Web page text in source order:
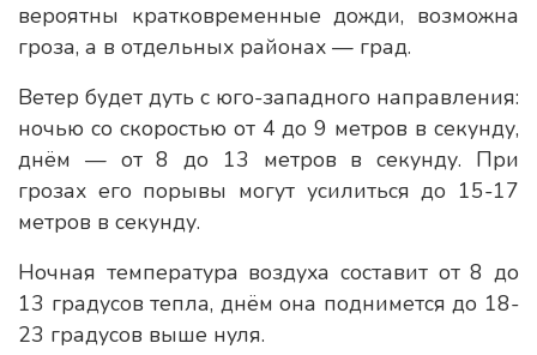
вероятны кратковременные дожди, возможна
гроза, а в отдельных районах — град.
Ветер будет дуть с юго-западного направления:
ночью со скоростью от 4 до 9 метров в секунду,
днём — от 8 до 13 метров в секунду. При
грозах его порывы могут усилиться до 15-17
метров в секунду.
Ночная температура воздуха составит от 8 до
13 градусов тепла, днём она поднимется до 18-
23 градусов выше нуля.